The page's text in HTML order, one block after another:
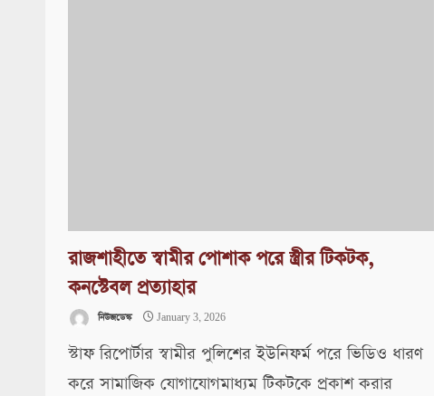
রাজশাহীতে স্বামীর পোশাক পরে স্ত্রীর টিকটক,
কনস্টেবল প্রত্যাহার
নিউজডেস্ক January 3, 2026
স্টাফ রিপোর্টার স্বামীর পুলিশের ইউনিফর্ম পরে ভিডিও ধারণ
করে সামাজিক যোগাযোগমাধ্যম টিকটকে প্রকাশ করার